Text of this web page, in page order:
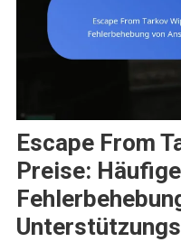
Escape From
Preise: